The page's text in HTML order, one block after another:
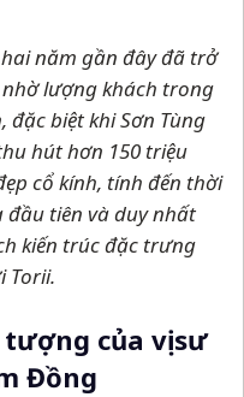
năm gần đây đã trở
lượng khách trong
biệt khi Sơn Tùng
hút hơn 150 triệu
cổ kính, tính đến thời
đầu tiên và duy nhất
kiến trúc đặc trưng
Torii.
của vị sư
Đồng